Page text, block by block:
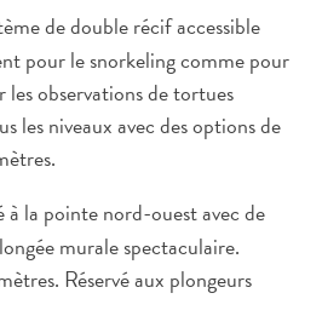
de double récif accessible
pour le snorkeling comme pour
observations de tortues
les niveaux avec des options de
à la pointe nord-ouest avec de
murale spectaculaire.
Réservé aux plongeurs